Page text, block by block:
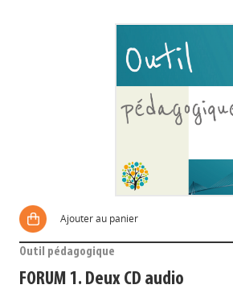
Ajouter au panier
Outil pédagogique
FORUM 1. Deux CD audio